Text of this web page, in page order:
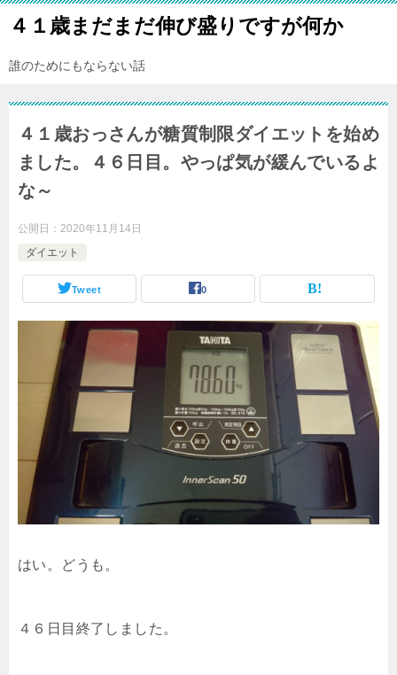
４１歳まだまだ伸び盛りですが何か
誰のためにもならない話
４１歳おっさんが糖質制限ダイエットを始め
ました。４６日目。やっぱ気が緩んでいるよ
な～
公開日： 2020年11月14日
ダイエット
Tweet 0
はい。どうも。
４６日目終了しました。